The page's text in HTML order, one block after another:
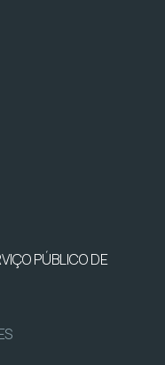
PÚBLICO DE